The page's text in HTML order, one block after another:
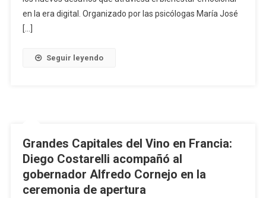
en la era digital. Organizado por las psicólogas María José
[…]
Seguir leyendo
Grandes Capitales del Vino en Francia:
Diego Costarelli acompañó al
gobernador Alfredo Cornejo en la
ceremonia de apertura